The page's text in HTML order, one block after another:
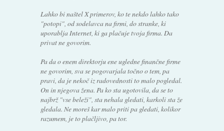
Lahko bi naštel X primerov, ko te nekdo lahko tako
"potopi", od sodelavca na firmi, do stranke, ki
uporablja Internet, ki ga plačuje tvoja firma. Da
privat ne govorim.
Pa da o enem direktorju ene ugledne finančne firme
ne govorim, sva se pogovarjala točno o tem, pa
pravi, da je nekoč iz radovednosti to malo pogledal.
On in njegova žena. Pa ko sta ugotovila, da se to
najbrž "vse beleži", sta nehala gledati, karkoli sta že
gledala. Ne moreš kar malo priti pa gledati, kolikor
razumem, je to plačljivo, pa tor.